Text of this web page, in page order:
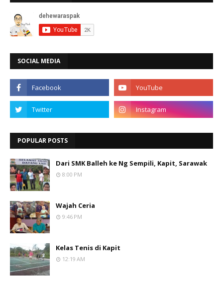
SOCIAL MEDIA
POPULAR POSTS
Dari SMK Balleh ke Ng Sempili, Kapit, Sarawak
8:00 PM
Wajah Ceria
9:46 PM
Kelas Tenis di Kapit
12:19 AM